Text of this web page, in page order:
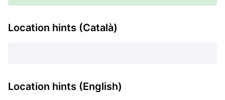
Location hints (Català)
Location hints (English)